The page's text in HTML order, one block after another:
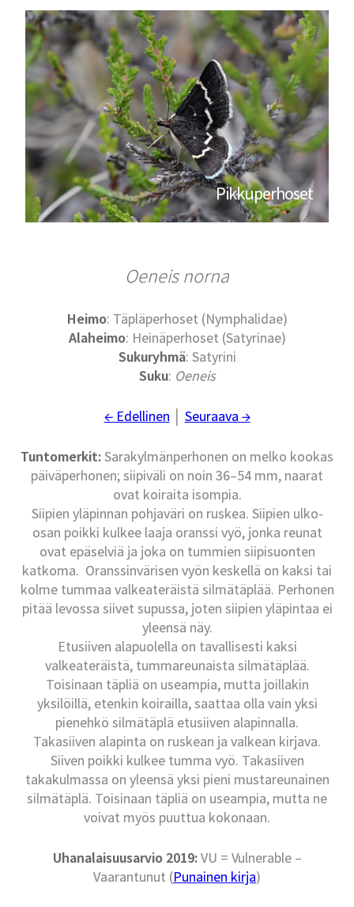
Pikkuperhoset
Oeneis norna
Heimo: Täpläperhoset (Nymphalidae)
Alaheimo: Heinäperhoset (Satyrinae)
Sukuryhmä: Satyrini
Suku: Oeneis
← Edellinen Seuraava →
Tuntomerkit:Sarakylmänperhonen on melko kookas
päiväperhonen; siipiväli on noin 36–54 mm, naarat
ovat koiraita isompia.
Siipien yläpinnan pohjaväri on ruskea. Siipien ulko-
osan poikki kulkee laaja oranssi vyö, jonka reunat
ovat epäselviä ja joka on tummien siipisuonten
katkoma. Oranssinvärisen vyön keskellä on kaksi tai
kolme tummaa valkeateräistä silmätäplää. Perhonen
pitää levossa siivet supussa, joten siipien yläpintaa ei
yleensä näy.
Etusiiven alapuolella on tavallisesti kaksi
valkeateräistä, tummareunaista silmätäplää.
Toisinaan täpliä on useampia, mutta joillakin
yksilöillä, etenkin koirailla, saattaa olla vain yksi
pienehkö silmätäplä etusiiven alapinnalla.
Takasiiven alapinta on ruskean ja valkean kirjava.
Siiven poikki kulkee tumma vyö. Takasiiven
takakulmassa on yleensä yksi pieni mustareunainen
silmätäplä. Toisinaan täpliä on useampia, mutta ne
voivat myös puuttua kokonaan.
Uhanalaisuusarvio 2019:VU = Vulnerable –
Vaarantunut (Punainen kirja)